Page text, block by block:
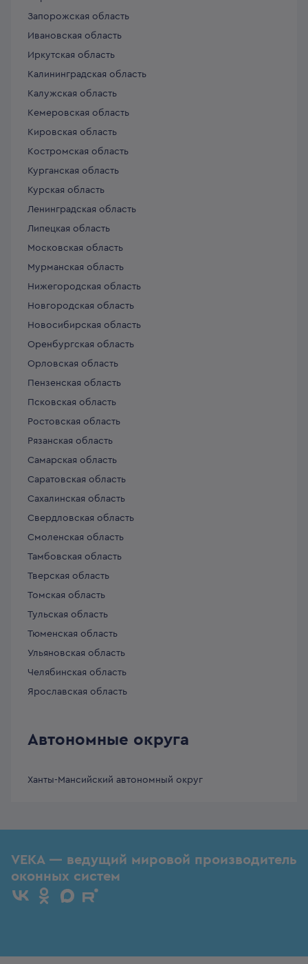
Запорожская область
Ивановская область
Иркутская область
Калининградская область
Калужская область
Кемеровская область
Кировская область
Костромская область
Курганская область
Курская область
Ленинградская область
Липецкая область
Московская область
Мурманская область
Нижегородская область
Новгородская область
Новосибирская область
Оренбургская область
Орловская область
Пензенская область
Псковская область
Ростовская область
Рязанская область
Самарская область
Саратовская область
Сахалинская область
Свердловская область
Смоленская область
Тамбовская область
Тверская область
Томская область
Тульская область
Тюменская область
Ульяновская область
Челябинская область
Ярославская область
Автономные округа
Ханты-Мансийский автономный округ
VEKA — ведущий мировой производитель
оконных систем